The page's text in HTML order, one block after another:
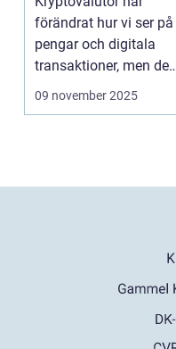
förändrat hur vi ser på
pengar och digitala
transaktioner, men de
...
09 november 2025